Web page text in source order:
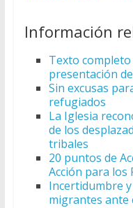
Información
Texto
presentación
Sin excusas
refugiados
La Iglesia
de los
tribales
20 puntos de
Acción para los
Incertidumbre
migrantes ante